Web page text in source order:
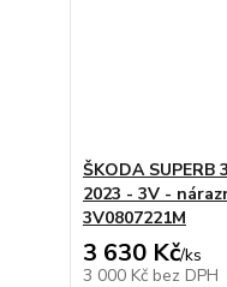
ŠKODA SUPERB
2023 - 3V -
3V0807221M
3 630 Kč/ks
3 000 Kč bez DPH